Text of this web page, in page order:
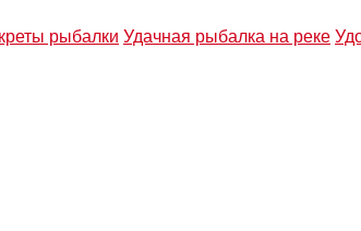
рыбалки Удачная рыбалка на реке